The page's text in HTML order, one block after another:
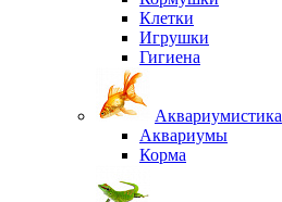
Клетки
Игрушки
Гигиена
Аквариумистика
Аквариумы
Корма